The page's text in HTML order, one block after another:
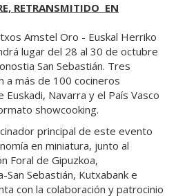
RETRANSMITIDO EN
Amstel Oro - Euskal Herriko
lugar del 28 al 30 de octubre
San Sebastián. Tres
a más de 100 cocineros
Navarra y el País Vasco
showcooking.
principal de este evento
en miniatura, junto al
Foral de Gipuzkoa,
Sebastián, Kutxabank e
con la colaboración y patrocinio